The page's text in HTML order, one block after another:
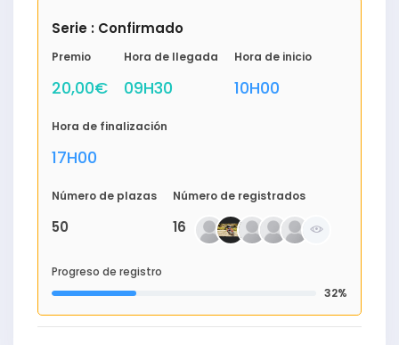
Serie : Confirmado
Premio
20,00€
Hora de llegada
09H30
Hora de inicio
10H00
Hora de finalización
17H00
Número de plazas
50
Número de registrados
16
Progreso de registro
32%